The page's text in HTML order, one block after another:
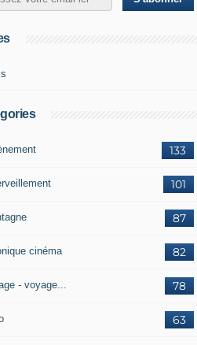
133
101
87
82
cinéma
78
- voyage...
63